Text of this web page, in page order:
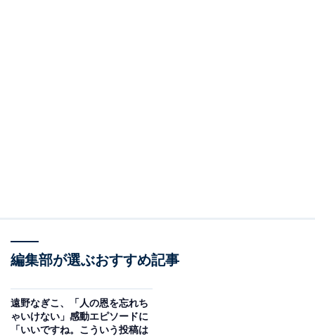
編集部が選ぶおすすめ記事
遠野なぎこ、「人の恩を忘れち
ゃいけない」感動エピソードに
「いいですね。こういう投稿は